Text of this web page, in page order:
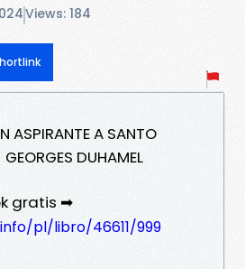
Views: 184
ASPIRANTE A SANTO
DUHAMEL
gratis ➡
pl/libro/46611/999